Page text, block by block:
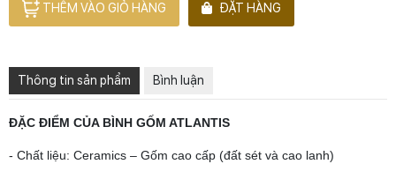
THÊM VÀO GIỎ HÀNG ĐẶT HÀNG
Thông tin sản phẩm Bình luận
ĐẶC ĐIỂM CỦA BÌNH GỐM ATLANTIS
- Chất liệu: Ceramics – Gốm cao cấp (đất sét và cao lanh)